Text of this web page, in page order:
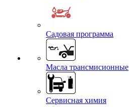
Садовая программа
Масла трансмисионные
Сервисная химия